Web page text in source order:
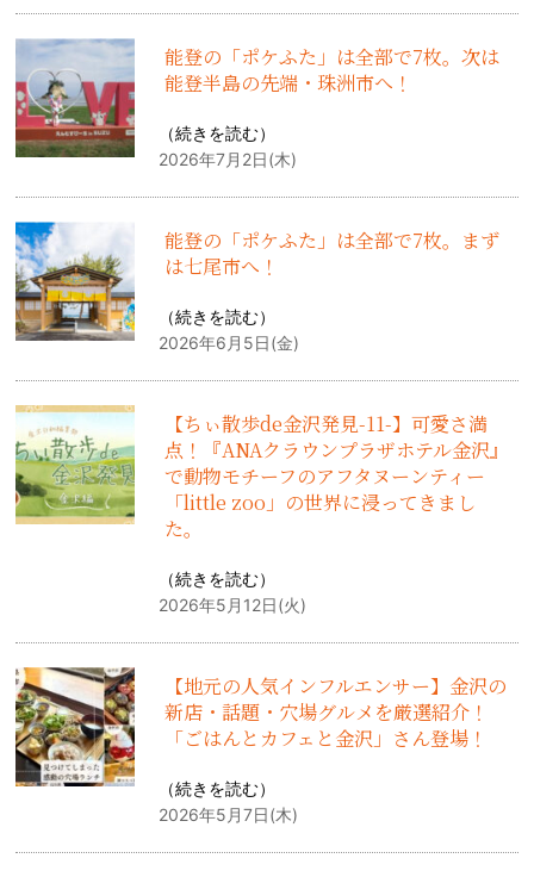
能登の「ポケふた」は全部で7枚。次は
能登半島の先端・珠洲市へ！
（続きを読む）
2026年7月2日(木)
能登の「ポケふた」は全部で7枚。まず
は七尾市へ！
（続きを読む）
2026年6月5日(金)
【ちぃ散歩de金沢発見-11-】可愛さ満
点！『ANAクラウンプラザホテル金沢』
で動物モチーフのアフタヌーンティー
「little zoo」の世界に浸ってきまし
た。
（続きを読む）
2026年5月12日(火)
【地元の人気インフルエンサー】金沢の
新店・話題・穴場グルメを厳選紹介！
「ごはんとカフェと金沢」さん登場！
（続きを読む）
2026年5月7日(木)